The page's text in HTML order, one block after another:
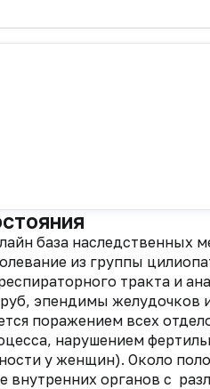
база наследственных
из группы
тракта и
эпендимы желудочков
поражением всех
нарушением
у женщин). Около
внутренних органов с